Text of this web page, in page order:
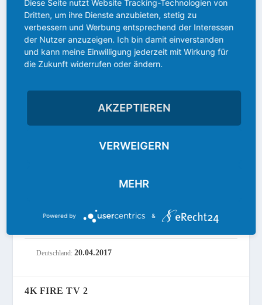
FIRE TV CUBE
USA: 21.06.2018
Deutschland: kein Launch
20.10.2016
Deutschland:20.04.2017
4K FIRE TV 2
Diese Seite nutzt Website Tracking-Technologien von
Dritten, um ihre Dienste anzubieten, stetig zu
verbessern und Werbung entsprechend der Interessen
der Nutzer anzuzeigen. Ich bin damit einverstanden
und kann meine Einwilligung jederzeit mit Wirkung für
die Zukunft widerrufen oder ändern.
AKZEPTIEREN
VERWEIGERN
MEHR
Powered by &